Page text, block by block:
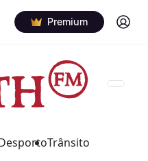
Premium Log in
Trânsito